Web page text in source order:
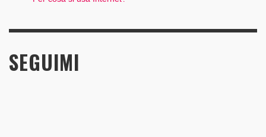
SEGUIMI